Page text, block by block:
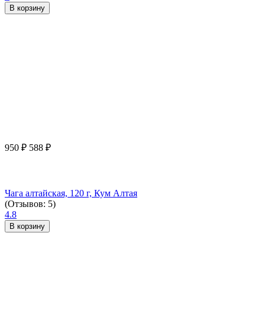
В корзину
950 ₽ 588 ₽
Чага алтайская, 120 г, Кум Алтая
(Отзывов: 5)
4.8
В корзину